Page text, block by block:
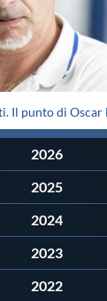
Il punto di Oscar
2026
2025
2024
2023
2022